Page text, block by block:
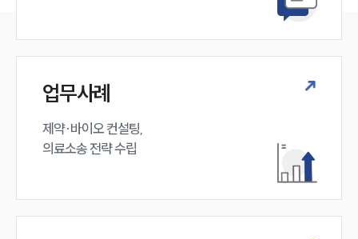
업무사례
제약·바이오 컨설팅,
의료소송 전략 수립